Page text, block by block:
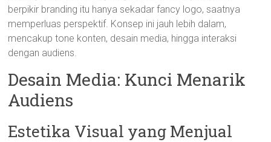
berpikir branding itu hanya sekadar fancy logo, saatnya
memperluas perspektif. Konsep ini jauh lebih dalam,
mencakup tone konten, desain media, hingga interaksi
dengan audiens.
Desain Media: Kunci Menarik
Audiens
Estetika Visual yang Menjual